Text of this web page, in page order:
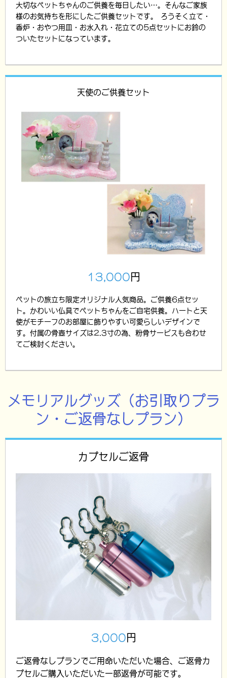
大切なペットちゃんのご供養を毎日したい…。そんなご家族
様のお気持ちを形にしたご供養セットです。 ろうそく立て・
香炉・おやつ用皿・お水入れ・花立ての5点セットにお鈴の
ついたセットになっています。
天使のご供養セット
13,000 円
ペットの旅立ち限定オリジナル人気商品。ご供養6点セッ
ト。かわいい仏具でぺットちゃんをご自宅供養。ハートと天
使がモチーフのお部屋に飾りやすい可愛らしいデザインで
す。付属の骨壺サイズは2.3寸の為、粉骨サービスも合わせ
てご検討ください。
メモリアルグッズ（お引取りプラ
ン・ご返骨なしプラン）
カプセルご返骨
3,000 円
ご返骨なしプランでご用命いただいた場合、ご返骨カ
プセルご購入いただいた一部返骨が可能です。